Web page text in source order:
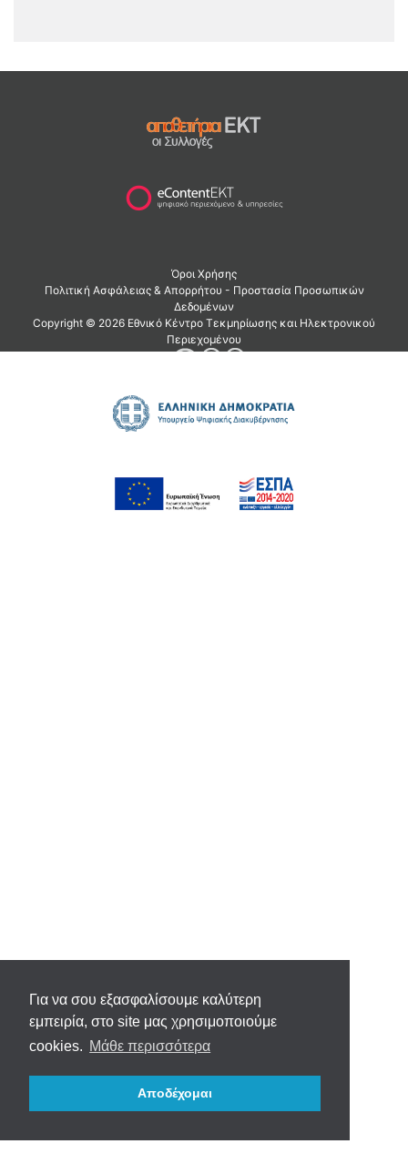
Για να σου εξασφαλίσουμε καλύτερη
εμπειρία, στο site μας χρησιμοποιούμε
cookies. Μάθε περισσότερα
Αποδέχομαι